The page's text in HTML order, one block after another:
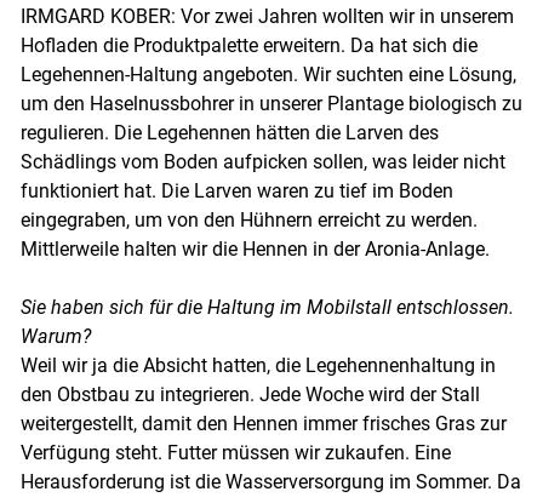
IRMGARD KOBER: Vor zwei Jahren wollten wir in unserem
Hofladen die Produktpalette erweitern. Da hat sich die
Legehennen-Haltung angeboten. Wir suchten eine Lösung,
um den Haselnussbohrer in unserer Plantage biologisch zu
regulieren. Die Legehennen hätten die Larven des
Schädlings vom Boden aufpicken sollen, was leider nicht
funktioniert hat. Die Larven waren zu tief im Boden
eingegraben, um von den Hühnern erreicht zu werden.
Mittlerweile halten wir die Hennen in der Aronia-Anlage.
Sie haben sich für die Haltung im Mobilstall entschlossen.
Warum?
Weil wir ja die Absicht hatten, die Legehennenhaltung in
den Obstbau zu integrieren. Jede Woche wird der Stall
weitergestellt, damit den Hennen immer frisches Gras zur
Verfügung steht. Futter müssen wir zukaufen. Eine
Herausforderung ist die Wasserversorgung im Sommer. Da